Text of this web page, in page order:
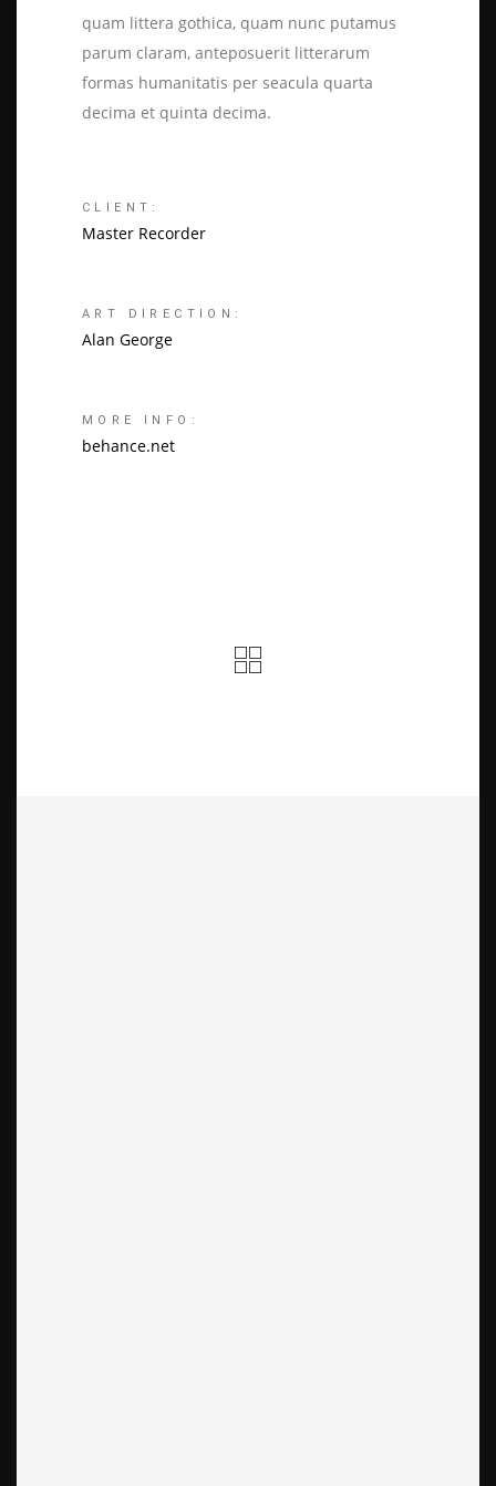
quam littera gothica, quam nunc putamus
parum claram, anteposuerit litterarum
formas humanitatis per seacula quarta
decima et quinta decima.
CLIENT:
Master Recorder
ART DIRECTION:
Alan George
MORE INFO:
behance.net